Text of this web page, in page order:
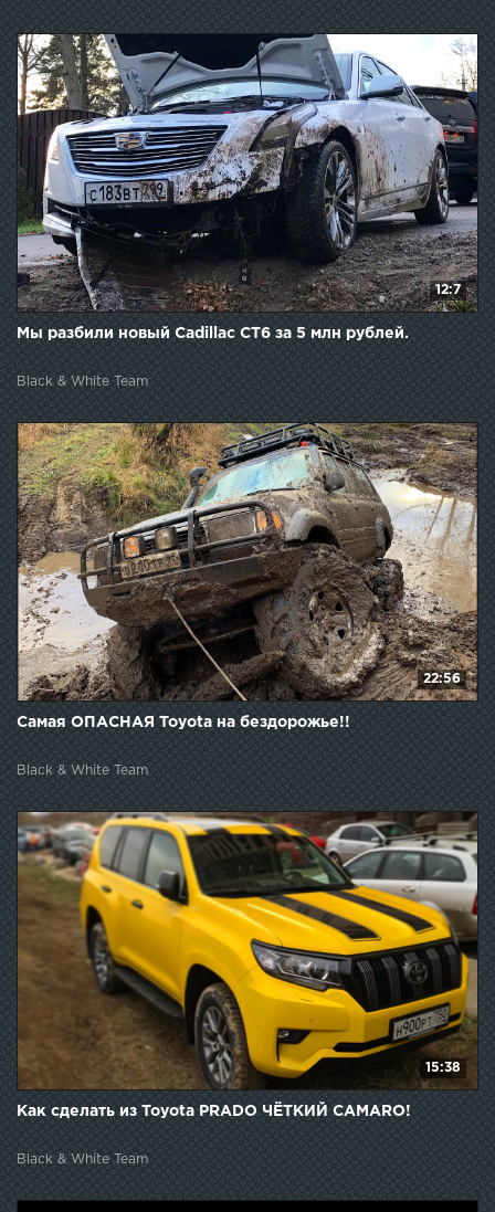
12:7
Мы разбили новый Cadillac CT6 за 5 млн рублей.
Black & White Team
22:56
Самая ОПАСНАЯ Toyota на бездорожье!!
Black & White Team
15:38
Как сделать из Toyota PRADO ЧЁТКИЙ CAMARO!
Black & White Team